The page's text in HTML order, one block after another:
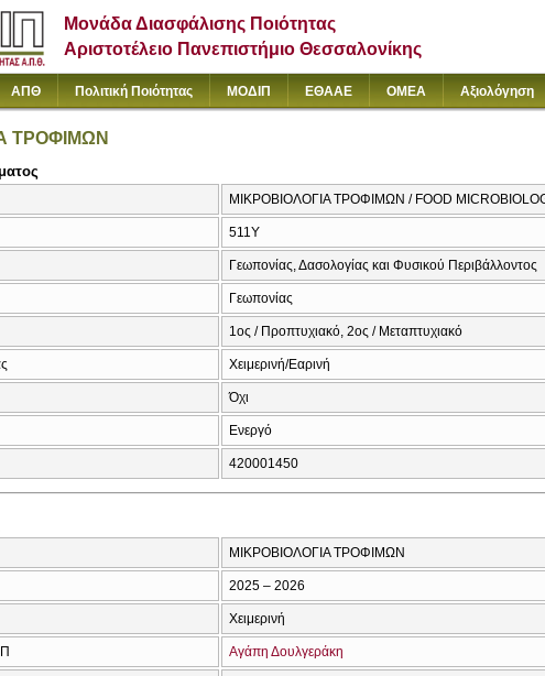
Μονάδα Διασφάλισης Ποιότητας
Αριστοτέλειο Πανεπιστήμιο Θεσσαλονίκης
ΑΠΘ Πολιτική Ποιότητας ΜΟΔΙΠ ΕΘΑΑΕ ΟΜΕΑ Αξιολόγηση
ΤΡΟΦΙΜΩΝ
ΜΙΚΡΟΒΙΟΛΟΓΙΑ ΤΡΟΦΙΜΩΝ / FOOD
511Υ
Γεωπονίας, Δασολογίας και Φυσικού Περιβάλλοντος
Γεωπονίας
1ος / Προπτυχιακό, 2ος / Μεταπτυχιακό
Χειμερινή/Εαρινή
Όχι
Ενεργό
420001450
ΜΙΚΡΟΒΙΟΛΟΓΙΑ ΤΡΟΦΙΜΩΝ
2025 – 2026
Χειμερινή
Αγάπη Δουλγεράκη